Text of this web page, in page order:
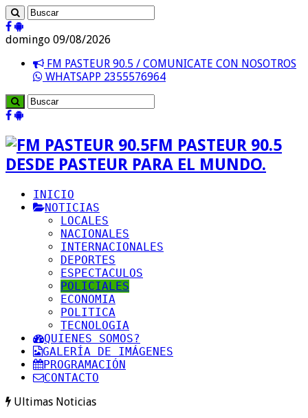
domingo 09/08/2026
FM PASTEUR 90.5 / COMUNICATE CON NOSOTROS
WHATSAPP 2355576964
FM PASTEUR 90.5
DESDE PASTEUR PARA EL MUNDO.
INICIO
NOTICIAS
LOCALES
NACIONALES
INTERNACIONALES
DEPORTES
ESPECTACULOS
POLICIALES
ECONOMIA
POLITICA
TECNOLOGIA
QUIENES SOMOS?
GALERÍA DE IMÁGENES
PROGRAMACIÓN
CONTACTO
Ultimas Noticias